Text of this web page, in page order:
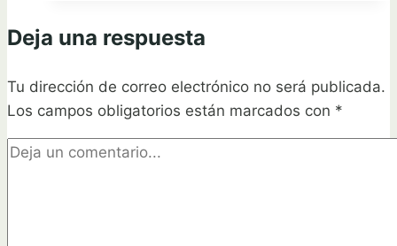
casa
estos
consejos
Deja una respuesta
Tu dirección de correo electrónico no será publicada.
Los campos obligatorios están marcados con *